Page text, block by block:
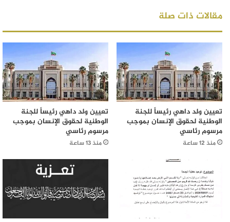
مقالات ذات صلة
تعيين ولد داهي رئيساً للجنة
الوطنية لحقوق الإنسان بموجب
مرسوم رئاسي
منذ 12 ساعة
تعيين ولد داهي رئيساً للجنة
الوطنية لحقوق الإنسان بموجب
مرسوم رئاسي
منذ 13 ساعة